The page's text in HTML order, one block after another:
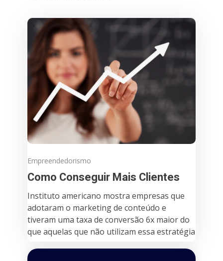
Empreendedorismo
Como Conseguir Mais Clientes
Instituto americano mostra empresas que
adotaram o marketing de conteúdo e
tiveram uma taxa de conversão 6x maior do
que aquelas que não utilizam essa estratégia